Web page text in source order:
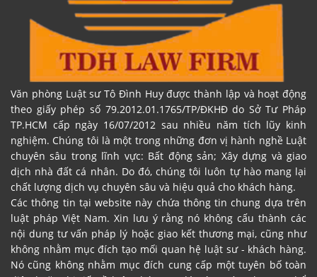
Văn phòng Luật sư Tô Đình Huy được thành lập và hoạt động
theo giấy phép số 79.2012.01.1765/TP/ĐKHĐ do Sở Tư Pháp
TP.HCM cấp ngày 16/07/2012 sau nhiều năm tích lũy kinh
nghiệm. Chúng tôi là một trong những đơn vị hành nghề Luật
chuyên sâu trong lĩnh vực: Bất động sản; Xây dựng và giao
dịch nhà đất cá nhân. Do đó, chúng tôi luôn tự hào mang lại
chất lượng dịch vụ chuyên sâu và hiệu quả cho khách hàng.
Các thông tin tại website này chứa thông tin chung dựa trên
luật pháp Việt Nam. Xin lưu ý rằng nó không cấu thành các
nội dung tư vấn pháp lý hoặc giao kết thương mại, cũng như
không nhằm mục đích tạo mối quan hệ luật sư - khách hàng.
Nó cũng không nhằm mục đích cung cấp một tuyên bố toàn